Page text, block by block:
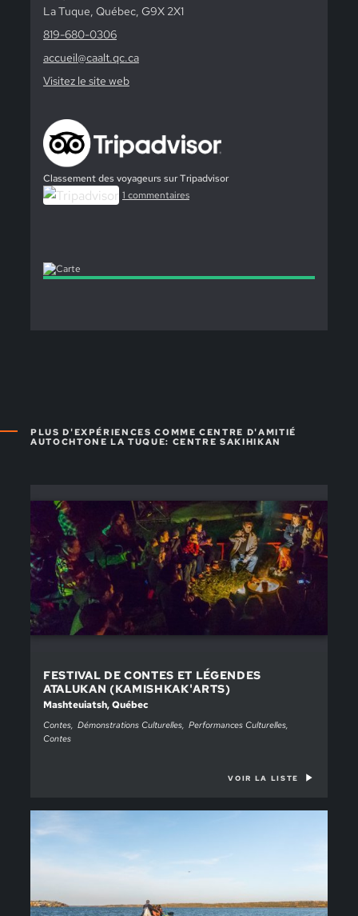
La Tuque, Québec, G9X 2X1
819-680-0306
accueil@caalt.qc.ca
Visitez le site web
Classement des voyageurs sur Tripadvisor
1 commentaires
PLUS D'EXPÉRIENCES COMME CENTRE D'AMITIÉ
AUTOCHTONE LA TUQUE: CENTRE SAKIHIKAN
FESTIVAL DE CONTES ET LÉGENDES
ATALUKAN (KAMISHKAK'ARTS)
Mashteuiatsh, Québec
Contes Démonstrations Culturelles Performances Culturelles
Contes
VOIR LA LISTE